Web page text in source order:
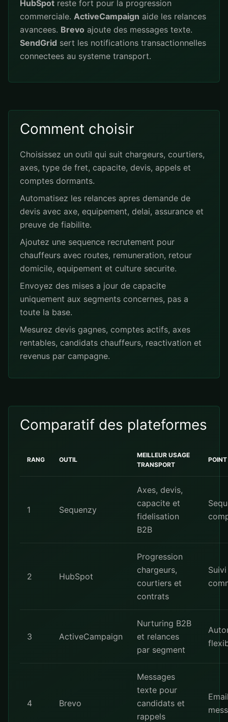
HubSpot reste fort pour la progression
commerciale. ActiveCampaign aide les relances
avancees. Brevo ajoute des messages texte.
SendGrid sert les notifications transactionnelles
connectees au systeme transport.
Comment choisir
Choisissez un outil qui suit chargeurs, courtiers,
axes, type de fret, capacite, devis, appels et
comptes dormants.
Automatisez les relances apres demande de
devis avec axe, equipement, delai, assurance et
preuve de fiabilite.
Ajoutez une sequence recrutement pour
chauffeurs avec routes, remuneration, retour
domicile, equipement et culture securite.
Envoyez des mises a jour de capacite
uniquement aux segments concernes, pas a
toute la base.
Mesurez devis gagnes, comptes actifs, axes
rentables, candidats chauffeurs, reactivation et
revenus par campagne.
Comparatif des plateformes
RANG OUTIL
MEILLEUR USAGE
TRANSPORT
1 Sequenzy
Axes, devis,
capacite et
fidelisation
B2B
2 HubSpot
Progression
chargeurs,
courtiers et
contrats
Suivi
3 ActiveCampaign
Nurturing B2B
et relances
par segment
4 Brevo
Messages
texte pour
candidats et
rappels